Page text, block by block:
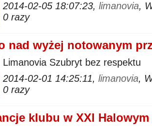
2014-02-05 18:07:23, limanovia,
0 razy
nad wyżej notowanym
Limanovia Szubryt bez respektu
2014-02-01 14:25:11, limanovia,
0 razy
klubu w XXI